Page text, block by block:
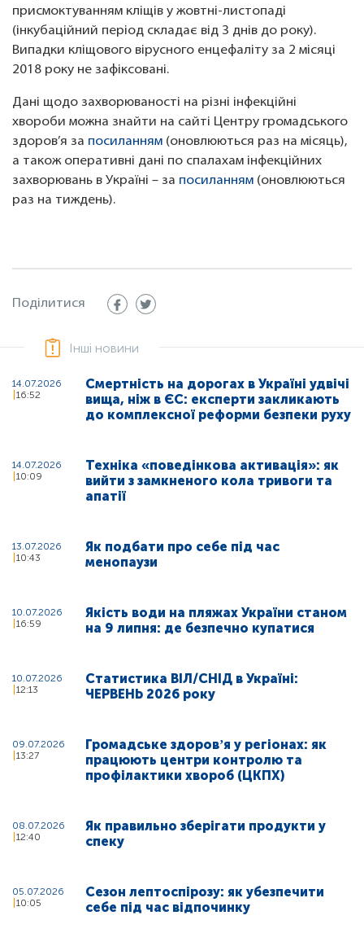
присмоктуванням кліщів у жовтні-листопаді
(інкубаційний період складає від 3 днів до року).
Випадки кліщового вірусного енцефаліту за 2 місяці
2018 року не зафіксовані.
Дані щодо захворюваності на різні інфекційні
хвороби можна знайти на сайті Центру громадського
здоров’я за посиланням (оновлюються раз на місяць),
а також оперативні дані по спалахам інфекційних
захворювань в Україні – за посиланням (оновлюються
раз на тиждень).
Поділитися
Інші новини
14.07.2026
16:52
Смертність на дорогах в Україні удвічі
вища, ніж в ЄС: експерти закликають
до комплексної реформи безпеки руху
14.07.2026
10:09
Техніка «поведінкова активація»: як
вийти з замкненого кола тривоги та
апатії
13.07.2026
10:43
Як подбати про себе під час
менопаузи
10.07.2026
16:59
Якість води на пляжах України станом
на 9 липня: де безпечно купатися
10.07.2026
12:13
Статистика ВІЛ/СНІД в Україні:
ЧЕРВЕНЬ 2026 року
09.07.2026
13:27
Громадське здоровʼя у регіонах: як
працюють центри контролю та
профілактики хвороб (ЦКПХ)
08.07.2026
12:40
Як правильно зберігати продукти у
спеку
05.07.2026
10:05
Сезон лептоспірозу: як убезпечити
себе під час відпочинку